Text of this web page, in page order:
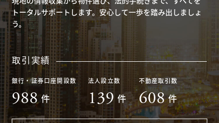
トータルサポートします。安心して一歩を踏み出しましょ
う。
取引実績
銀行・証券口座開設数
988 件
法人設立数
139 件
不動産取引数
608 件